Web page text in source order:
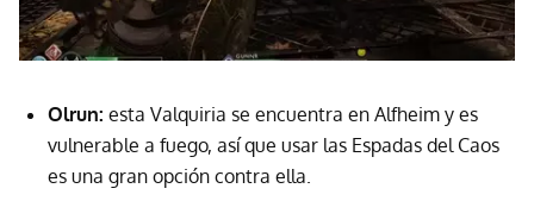
Olrun: esta Valquiria se encuentra en Alfheim y es
vulnerable a fuego, así que usar las Espadas del Caos
es una gran opción contra ella.